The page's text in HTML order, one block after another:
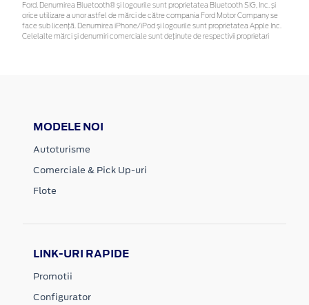
Ford. Denumirea Bluetooth® și logourile sunt proprietatea Bluetooth SIG, Inc. și
orice utilizare a unor astfel de mărci de către compania Ford Motor Company se
face sub licență. Denumirea iPhone/iPod și logourile sunt proprietatea Apple Inc.
Celelalte mărci și denumiri comerciale sunt deținute de respectivii proprietari
MODELE NOI
Autoturisme
Comerciale & Pick Up-uri
Flote
LINK-URI RAPIDE
Promotii
Configurator